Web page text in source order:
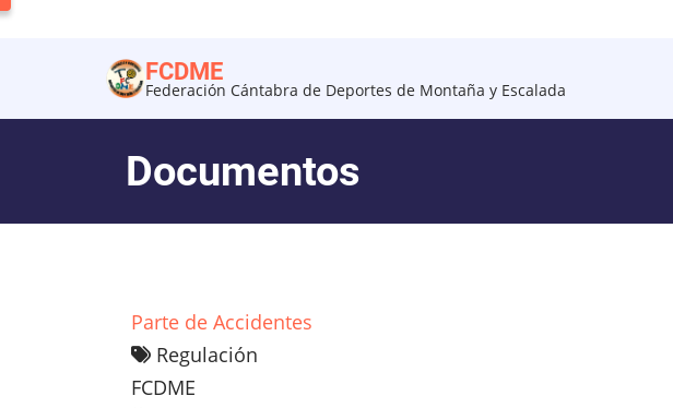
contenido
principal
FCDME
Federación Cántabra de Deportes de Montaña y Escalada
Documentos
Parte de Accidentes
Regulación
FCDME